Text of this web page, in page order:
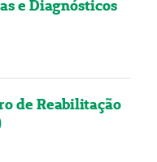
e Diagnósticos
de Reabilitação